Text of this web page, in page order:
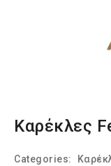
Καρέκλες
Categories: